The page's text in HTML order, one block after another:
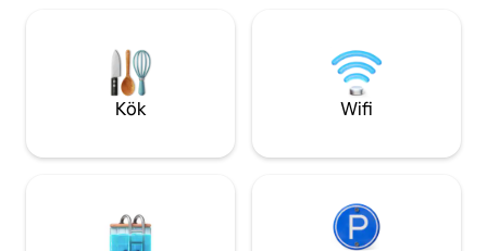
erbjuda dig lugn,
av att vara
Kök Wifi